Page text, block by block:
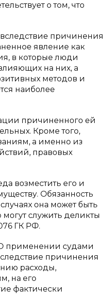
о том, что
причинения
явление как
в которые люди
на них, а
методов и
наиболее
причиненного ей
Кроме того,
а именно из
правовых
возместить его и
Обязанность
она может быть
служить деликты
ГК РФ.
применении судами
причинения
расходы,
на его
фактически